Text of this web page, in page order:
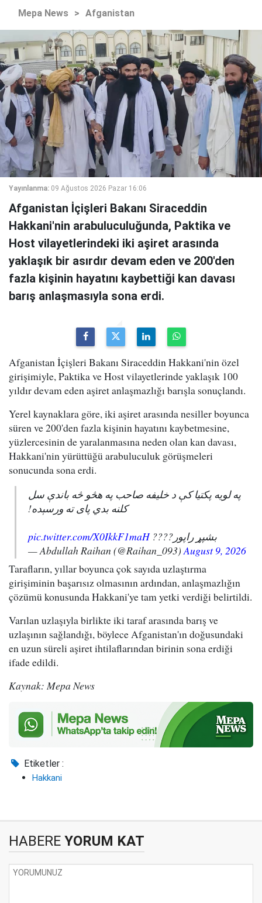
Mepa News > Afganistan
Yayınlanma: 09 Ağustos 2026 Pazar 16:06
Afganistan İçişleri Bakanı Siraceddin
Hakkani'nin arabuluculuğunda, Paktika ve
Host vilayetlerindeki iki aşiret arasında
yaklaşık bir asırdır devam eden ve 200'den
fazla kişinin hayatını kaybettiği kan davası
barış anlaşmasıyla sona erdi.
Afganistan İçişleri Bakanı Siraceddin Hakkani'nin özel
girişimiyle, Paktika ve Host vilayetlerinde yaklaşık 100
yıldır devam eden aşiret anlaşmazlığı barışla sonuçlandı.
Yerel kaynaklara göre, iki aşiret arasında nesiller boyunca
süren ve 200'den fazla kişinin hayatını kaybetmesine,
yüzlercesinin de yaralanmasına neden olan kan davası,
Hakkani'nin yürüttüğü arabuluculuk görüşmeleri
sonucunda sona erdi.
په لویه پکتیا کې د خلیفه صاحب په هڅو څه باندې سل
کلنه بدي پای ته ورسېده!
بشپړ راپور????pic.twitter.com/X0IkkF1maH
— Abdullah Raihan (@Raihan_093)August 9, 2026
Tarafların, yıllar boyunca çok sayıda uzlaştırma
girişiminin başarısız olmasının ardından, anlaşmazlığın
çözümü konusunda Hakkani'ye tam yetki verdiği belirtildi.
Varılan uzlaşıyla birlikte iki taraf arasında barış ve
uzlaşının sağlandığı, böylece Afganistan'ın doğusundaki
en uzun süreli aşiret ihtilaflarından birinin sona erdiği
ifade edildi.
Kaynak: Mepa News
Etiketler :
Hakkani
HABERE YORUM KAT